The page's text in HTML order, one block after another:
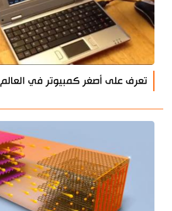
تعرف على أصغر كمبيوتر في العالم